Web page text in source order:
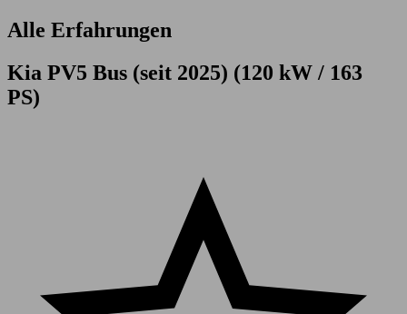
Alle Erfahrungen
Kia PV5 Bus (seit 2025) (120 kW / 163
PS)